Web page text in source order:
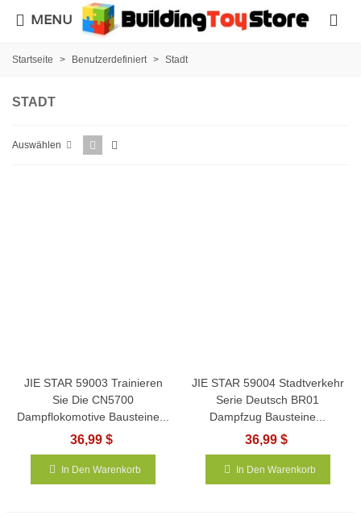
MENU
Startseite > Benutzerdefiniert > Stadt
STADT
Auswählen
JIE STAR 59003 Trainieren
Sie Die CN5700
Dampflokomotive Bausteine...
36,99 $
In Den Warenkorb
JIE STAR 59004 Stadtverkehr
Serie Deutsch BR01
Dampfzug Bausteine...
36,99 $
In Den Warenkorb